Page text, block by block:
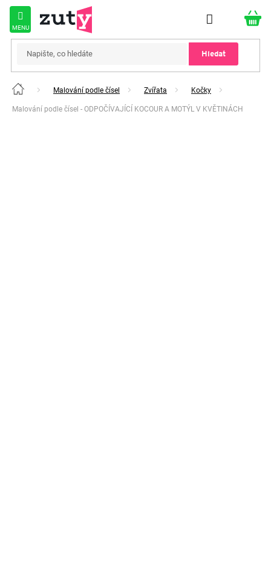
Přejít
obsah
Hledat
Domů Malování podle čísel Zvířata Kočky
Malování podle čísel - ODPOČÍVAJÍCÍ KOCOUR A MOTÝL V KVĚTINÁCH